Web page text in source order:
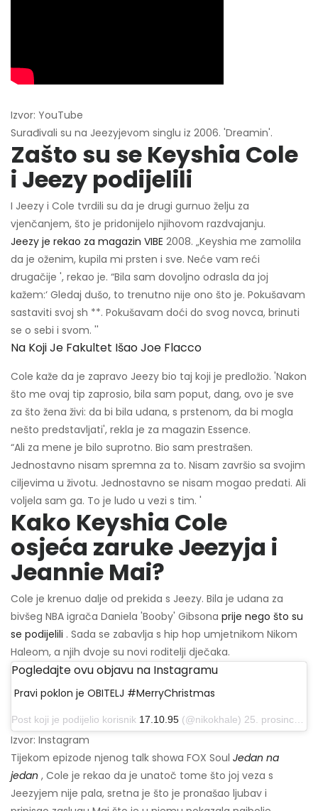
Izvor: YouTube
Surađivali su na Jeezyjevom singlu iz 2006. 'Dreamin'.
Zašto su se Keyshia Cole
i Jeezy podijelili
I Jeezy i Cole tvrdili su da je drugi gurnuo želju za
vjenčanjem, što je pridonijelo njihovom razdvajanju.
Jeezy je rekao za magazin VIBE 2008. „Keyshia me zamolila
da je oženim, kupila mi prsten i sve. Neće vam reći
drugačije ', rekao je. “Bila sam dovoljno odrasla da joj
kažem:‘ Gledaj dušo, to trenutno nije ono što je. Pokušavam
sastaviti svoj sh **. Pokušavam doći do svog novca, brinuti
se o sebi i svom. ''
Na Koji Je Fakultet Išao Joe Flacco
Cole kaže da je zapravo Jeezy bio taj koji je predložio. 'Nakon
što me ovaj tip zaprosio, bila sam poput, dang, ovo je sve
za što žena živi: da bi bila udana, s prstenom, da bi mogla
nešto predstavljati', rekla je za magazin Essence.
“Ali za mene je bilo suprotno. Bio sam prestrašen.
Jednostavno nisam spremna za to. Nisam završio sa svojim
ciljevima u životu. Jednostavno se nisam mogao predati. Ali
voljela sam ga. To je ludo u vezi s tim. '
Kako Keyshia Cole
osjeća zaruke Jeezyja i
Jeannie Mai?
Cole je krenuo dalje od prekida s Jeezy. Bila je udana za
bivšeg NBA igrača Daniela 'Booby' Gibsona prije nego što su
se podijelili . Sada se zabavlja s hip hop umjetnikom Nikom
Haleom, a njih dvoje su novi roditelji dječaka.
Pogledajte ovu objavu na Instagramu
Pravi poklon je OBITELJ #MerryChristmas
Post koji je podijelio korisnik 17.10.95 (@nikokhale) 25. prosinca 2019. u 23:31 PST
Izvor: Instagram
Tijekom epizode njenog talk showa FOX Soul Jedan na
jedan , Cole je rekao da je unatoč tome što joj veza s
Jeezyjem nije pala, sretna je što je pronašao ljubav i